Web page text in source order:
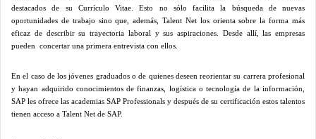
destacados de su Currículo Vitae. Esto no sólo facilita la búsqueda de nuevas
oportunidades de trabajo sino que, además, Talent Net los orienta sobre la forma más
eficaz de describir su trayectoria laboral y sus aspiraciones. Desde allí, las empresas
pueden
concertar una primera entrevista con ellos.
En el caso de los jóvenes graduados o de quienes deseen reorientar su carrera profesional
y hayan adquirido conocimientos de finanzas, logística o tecnología de la información,
SAP les ofrece las academias SAP Professionals y después de su certificación estos talentos
tienen acceso a Talent Net de SAP.